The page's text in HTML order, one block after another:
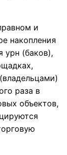
и
накопления
урн (баков),
раза в
объектов,